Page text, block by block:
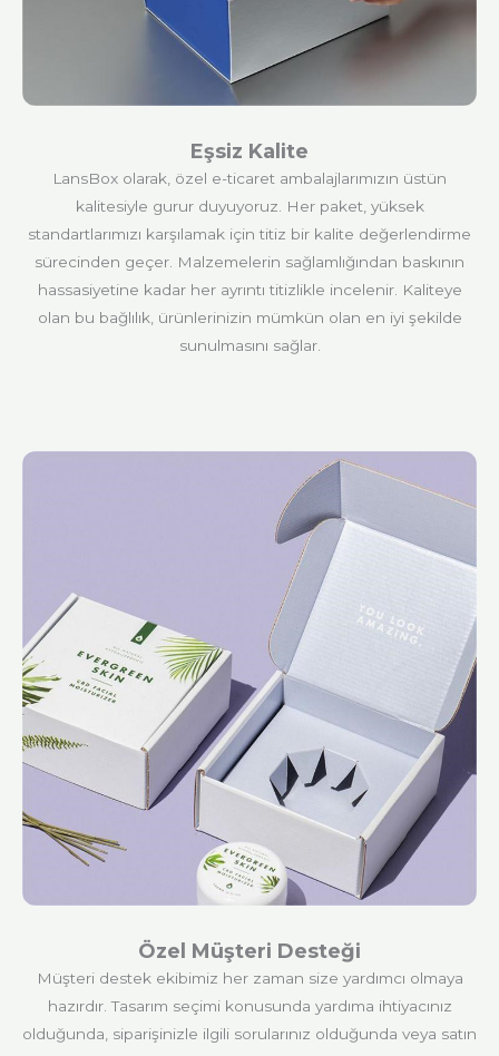
Eşsiz Kalite
LansBox olarak, özel e-ticaret ambalajlarımızın üstün
kalitesiyle gurur duyuyoruz. Her paket, yüksek
standartlarımızı karşılamak için titiz bir kalite değerlendirme
sürecinden geçer. Malzemelerin sağlamlığından baskının
hassasiyetine kadar her ayrıntı titizlikle incelenir. Kaliteye
olan bu bağlılık, ürünlerinizin mümkün olan en iyi şekilde
sunulmasını sağlar.
Özel Müşteri Desteği
Müşteri destek ekibimiz her zaman size yardımcı olmaya
hazırdır. Tasarım seçimi konusunda yardıma ihtiyacınız
olduğunda, siparişinizle ilgili sorularınız olduğunda veya satın